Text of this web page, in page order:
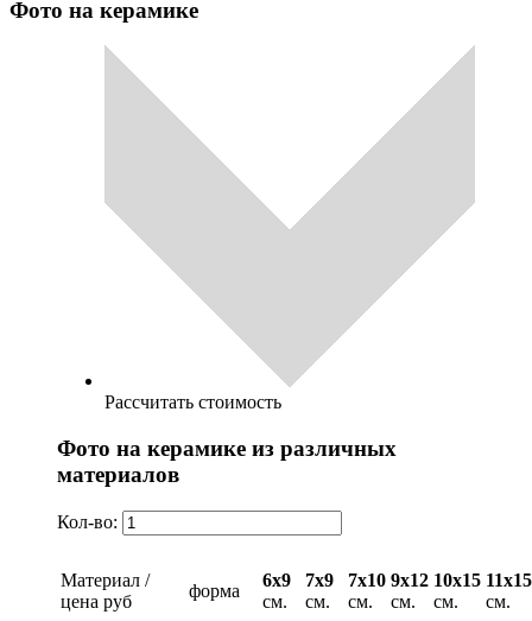
Фото на керамике
Рассчитать стоимость
Фото на керамике из различных
материалов
Кол-во:
Материал /
цена руб
форма
6х9
см.
7х9
см.
7х10
см.
9х12
см.
10х15
см.
11х15
см.